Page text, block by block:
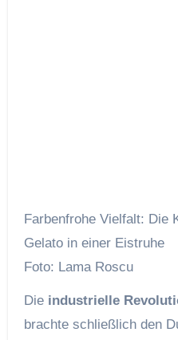
Farbenfrohe Vielfalt: Die
Gelato in einer Eistruhe
Foto: Lama Roscu
Die industrielle
brachte schließlich den